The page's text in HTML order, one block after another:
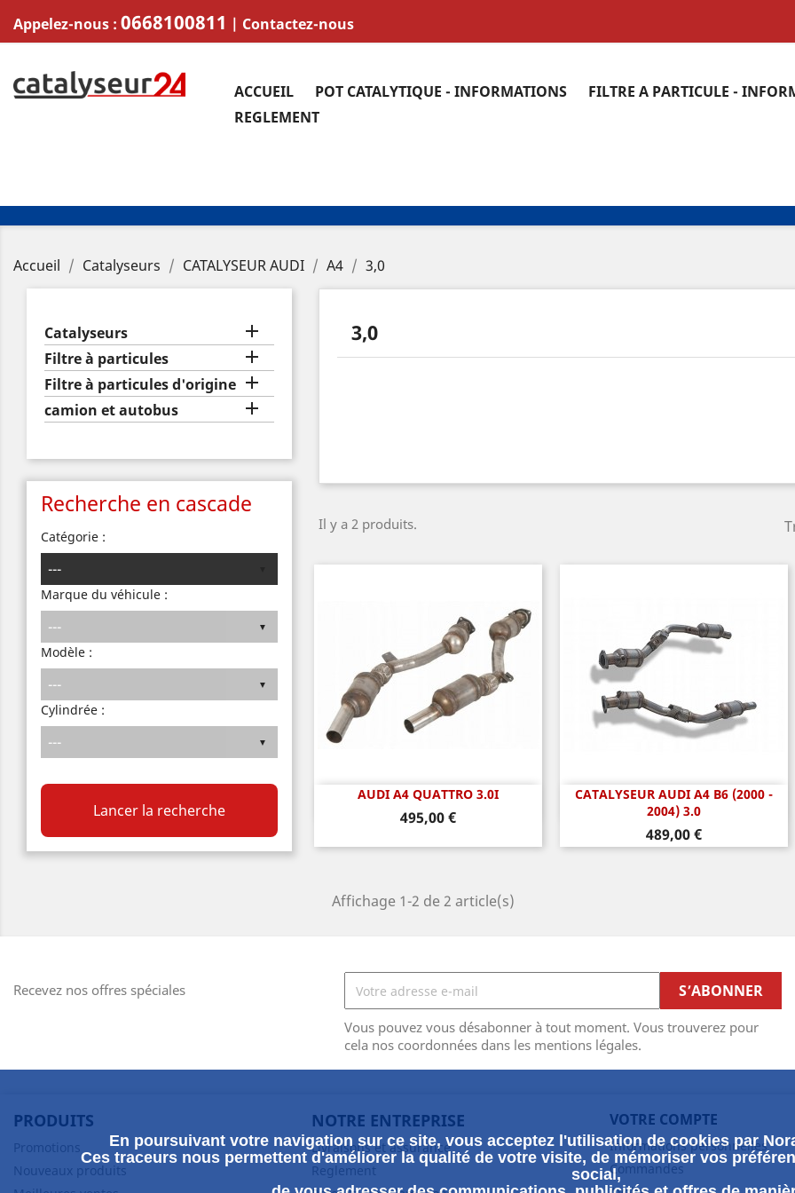
Appelez-nous : 0668100811 | Contactez-nous
ACCUEIL POT CATALYTIQUE - INFORMATIONS FILTRE A PARTICULE -
REGLEMENT
Accueil Catalyseurs CATALYSEUR AUDI A4 3,0
Catalyseurs 
Filtre à particules 
Filtre à particules d'origine 
camion et autobus 
Recherche en cascade
Catégorie :
Marque du véhicule :
Modèle :
Cylindrée :
Lancer la recherche
3,0
Il y a 2 produits.
AUDI A4 QUATTRO 3.0I
Prix
495,00 €
Aperçu rapide
CATALYSEUR AUDI A4 B6 (2000 -
2004) 3.0
Prix
489,00 €
Aperçu rapide
Affichage 1-2 de 2 article(s)
Recevez nos offres spéciales
Vous pouvez vous désabonner à tout moment. Vous trouverez pour
cela nos coordonnées dans les mentions légales.
PRODUITS
Promotions
Nouveaux produits
NOTRE ENTREPRISE
Livraisons et assurance
Reglement
VOTRE COMPTE
Informations personnelles
Commandes
En poursuivant votre navigation sur ce site, vous acceptez l'utilisation de cookies par
Ces traceurs nous permettent d'améliorer la qualité de votre visite, de mémoriser vos
social,